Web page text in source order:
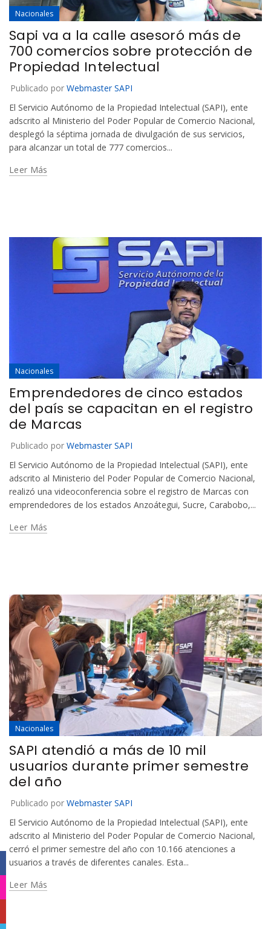
Nacionales
Sapi va a la calle asesoró más de
700 comercios sobre protección de
Propiedad Intelectual
Publicado por Webmaster SAPI
El Servicio Autónomo de la Propiedad Intelectual (SAPI), ente
adscrito al Ministerio del Poder Popular de Comercio Nacional,
desplegó la séptima jornada de divulgación de sus servicios,
para alcanzar un total de 777 comercios...
Leer Más
Nacionales
Emprendedores de cinco estados
del país se capacitan en el registro
de Marcas
Publicado por Webmaster SAPI
El Servicio Autónomo de la Propiedad Intelectual (SAPI), ente
adscrito al Ministerio del Poder Popular de Comercio Nacional,
realizó una videoconferencia sobre el registro de Marcas con
emprendedores de los estados Anzoátegui, Sucre, Carabobo,...
Leer Más
Nacionales
SAPI atendió a más de 10 mil
usuarios durante primer semestre
del año
Publicado por Webmaster SAPI
El Servicio Autónomo de la Propiedad Intelectual (SAPI), ente
adscrito al Ministerio del Poder Popular de Comercio Nacional,
cerró el primer semestre del año con 10.166 atenciones a
usuarios a través de diferentes canales. Esta...
Leer Más
Facebook
Instagram